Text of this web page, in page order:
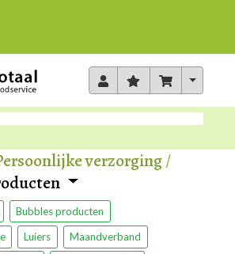
Toggle
verzorging/
Bubbles producten
Luiers Maandverband